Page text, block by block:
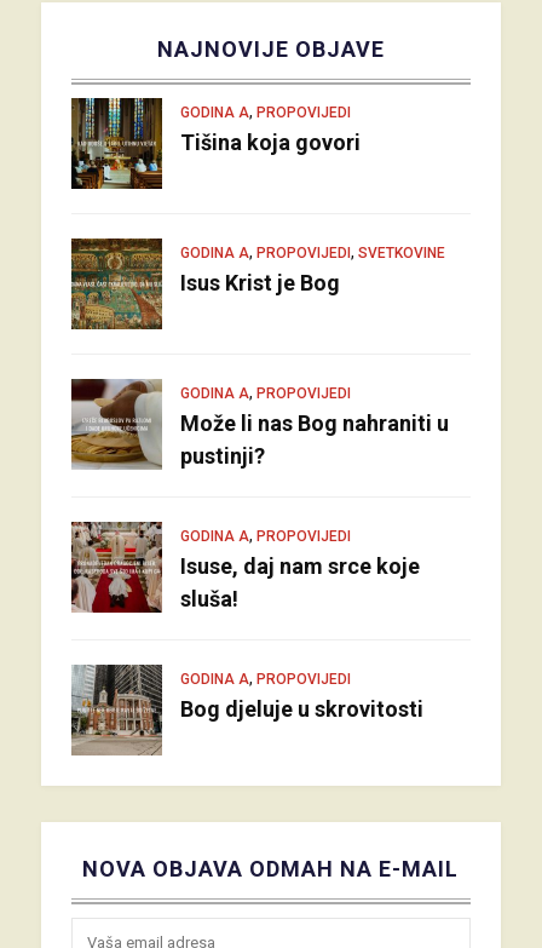
NAJNOVIJE OBJAVE
GODINA A, PROPOVIJEDI
Tišina koja govori
GODINA A, PROPOVIJEDI , SVETKOVINE
Isus Krist je Bog
GODINA A, PROPOVIJEDI
Može li nas Bog nahraniti u
pustinji?
GODINA A, PROPOVIJEDI
Isuse, daj nam srce koje
sluša!
GODINA A, PROPOVIJEDI
Bog djeluje u skrovitosti
NOVA OBJAVA ODMAH NA E-MAIL